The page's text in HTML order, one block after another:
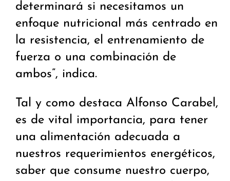
determinará si necesitamos un
enfoque nutricional más centrado en
la resistencia, el entrenamiento de
fuerza o una combinación de
ambos”, indica.
Tal y como destaca Alfonso Carabel,
es de vital importancia, para tener
una alimentación adecuada a
nuestros requerimientos energéticos,
saber que consume nuestro cuerpo,